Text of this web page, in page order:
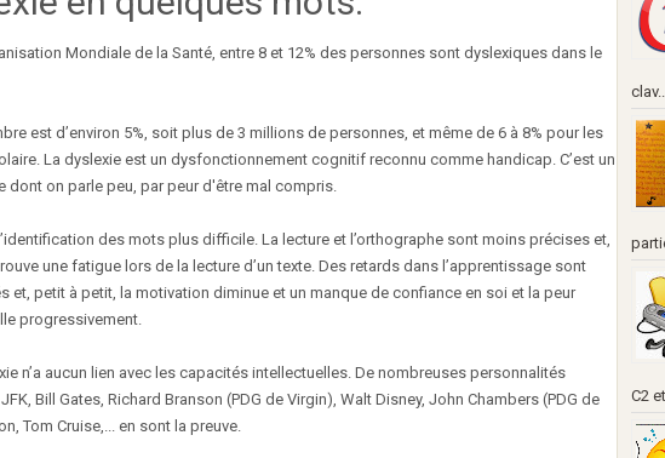
Mondiale de la Santé, entre 8 et 12% des personnes sont dyslexiques dans le
est d’environ 5%, soit plus de 3 millions de personnes, et même de 6 à 8% pour les
La dyslexie est un dysfonctionnement cognitif reconnu comme handicap. C’est un
dont on parle peu, par peur d'être mal compris.
des mots plus difficile. La lecture et l’orthographe sont moins précises et,
une fatigue lors de la lecture d’un texte. Des retards dans l’apprentissage sont
et, petit à petit, la motivation diminue et un manque de confiance en soi et la peur
progressivement.
n’a aucun lien avec les capacités intellectuelles. De nombreuses personnalités
Bill Gates, Richard Branson (PDG de Virgin), Walt Disney, John Chambers (PDG de
Tom Cruise,... en sont la preuve.
clav...
C2 et